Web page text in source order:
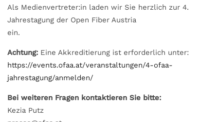
Als Medienvertreter:in laden wir Sie herzlich zur 4.
Jahrestagung der Open Fiber Austria
ein.
Achtung: Eine Akkreditierung ist erforderlich unter:
https://events.ofaa.at/veranstaltungen/4-ofaa-
jahrestagung/anmelden/
Bei weiteren Fragen kontaktieren Sie bitte:
Kezia Putz